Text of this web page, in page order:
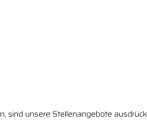
sind unsere Stellenangebote